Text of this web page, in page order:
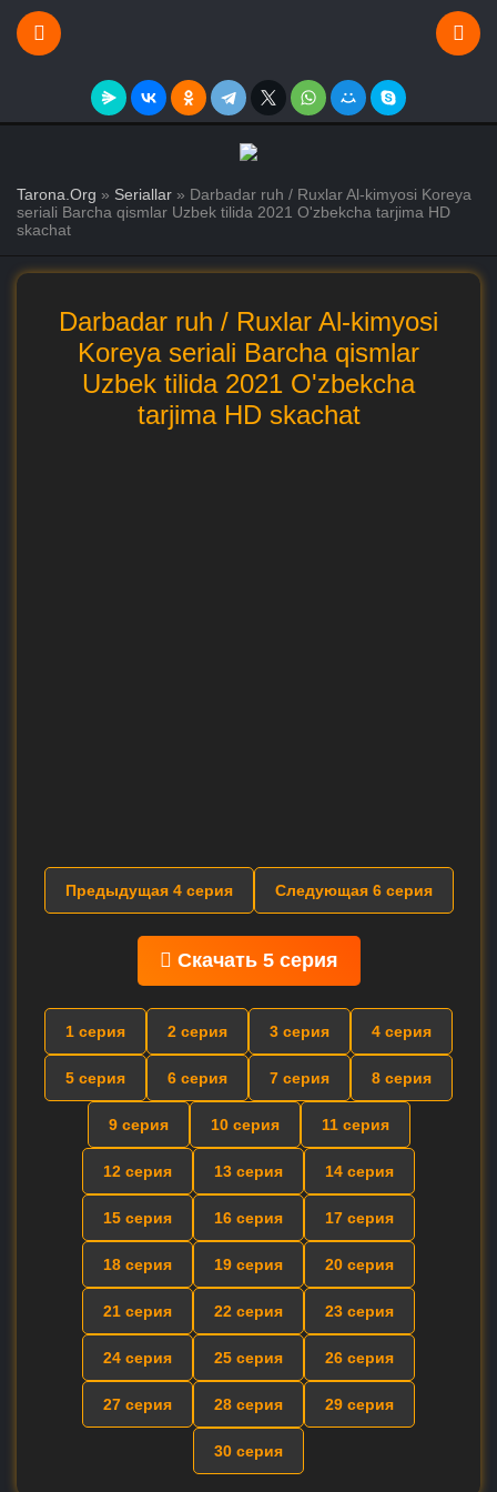
Tarona.Org » Seriallar » Darbadar ruh / Ruxlar Al-kimyosi Koreya
seriali Barcha qismlar Uzbek tilida 2021 O'zbekcha tarjima HD
skachat
Darbadar ruh / Ruxlar Al-kimyosi
Koreya seriali Barcha qismlar
Uzbek tilida 2021 O'zbekcha
tarjima HD skachat
Предыдущая 4 серия Следующая 6 серия
Скачать 5 серия
1 серия 2 серия 3 серия 4 серия
5 серия 6 серия 7 серия 8 серия
9 серия 10 серия 11 серия
12 серия 13 серия 14 серия
15 серия 16 серия 17 серия
18 серия 19 серия 20 серия
21 серия 22 серия 23 серия
24 серия 25 серия 26 серия
27 серия 28 серия 29 серия
30 серия